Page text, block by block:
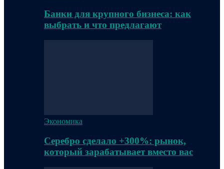
Банки для крупного бизнеса: как
выбрать и что предлагают
Экономика
Серебро сделало +300%: рынок,
который зарабатывает вместо вас